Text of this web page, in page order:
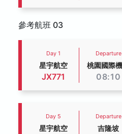
參考航班 03
Day 1
星宇航空
JX771
Departure
桃園國際
08:10
Day 5
星宇航空
Departure
吉隆坡